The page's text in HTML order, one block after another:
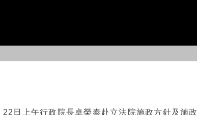
日上午行政院長卓榮泰赴立法院施政方針及施政